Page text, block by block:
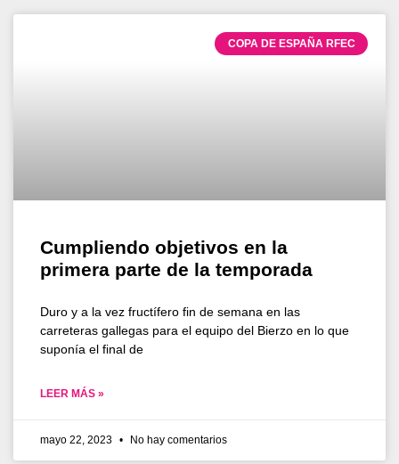
COPA DE ESPAÑA RFEC
Cumpliendo objetivos en la
primera parte de la temporada
Duro y a la vez fructífero fin de semana en las
carreteras gallegas para el equipo del Bierzo en lo que
suponía el final de
LEER MÁS »
mayo 22, 2023 No hay comentarios